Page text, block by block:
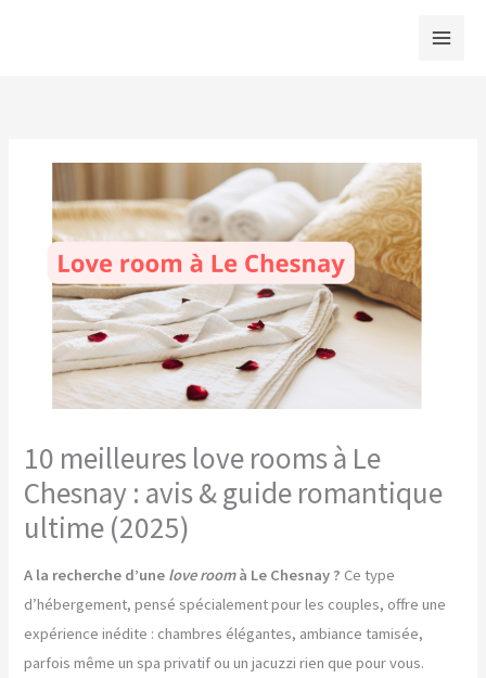
10 meilleures love rooms à Le
Chesnay : avis & guide romantique
ultime (2025)
A la recherche d’une love roomà Le Chesnay ? Ce type
d’hébergement, pensé spécialement pour les couples, offre une
expérience inédite : chambres élégantes, ambiance tamisée,
parfois même un spa privatif ou un jacuzzi rien que pour vous.